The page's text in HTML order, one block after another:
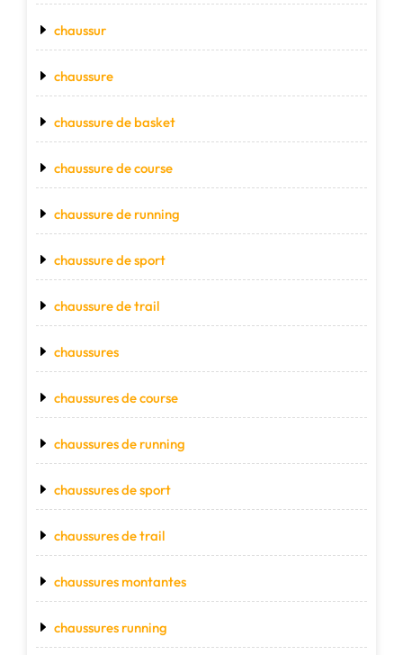
chaussur
chaussure
chaussure de basket
chaussure de course
chaussure de running
chaussure de sport
chaussure de trail
chaussures
chaussures de course
chaussures de running
chaussures de sport
chaussures de trail
chaussures montantes
chaussures running